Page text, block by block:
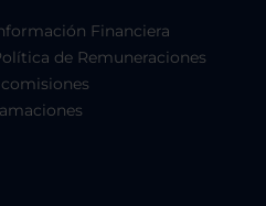
Financiera
de Remuneraciones